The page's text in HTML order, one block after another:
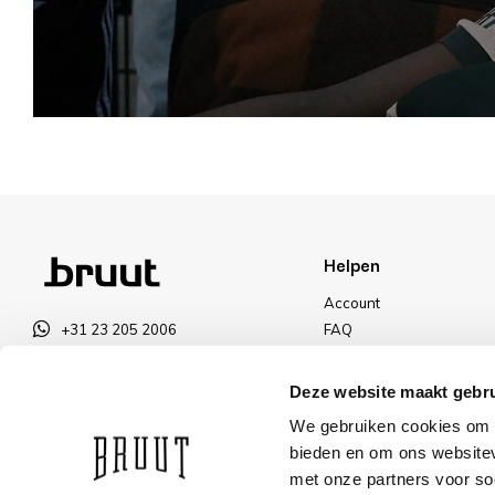
Deze website maakt
We gebruiken cookies
bieden en om ons
met onze partners voor
+31 23 205 2006
OPENINGSTIJDEN
Helpen
Account
FAQ
Betalen
Kortingen